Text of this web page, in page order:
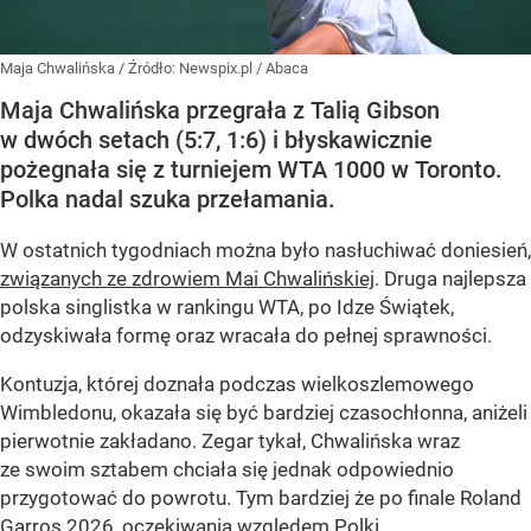
Maja Chwalińska / Źródło: Newspix.pl / Abaca
Maja Chwalińska przegrała z Talią Gibson
w dwóch setach (5:7, 1:6) i błyskawicznie
pożegnała się z turniejem WTA 1000 w Toronto.
Polka nadal szuka przełamania.
W ostatnich tygodniach można było nasłuchiwać doniesień,
związanych ze zdrowiem Mai Chwalińskiej. Druga najlepsza
polska singlistka w rankingu WTA, po Idze Świątek,
odzyskiwała formę oraz wracała do pełnej sprawności.
Kontuzja, której doznała podczas wielkoszlemowego
Wimbledonu, okazała się być bardziej czasochłonna, aniżeli
pierwotnie zakładano. Zegar tykał, Chwalińska wraz
ze swoim sztabem chciała się jednak odpowiednio
przygotować do powrotu. Tym bardziej że po finale Roland
Garros 2026, oczekiwania względem Polki...